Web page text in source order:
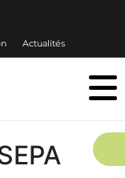
Actualités